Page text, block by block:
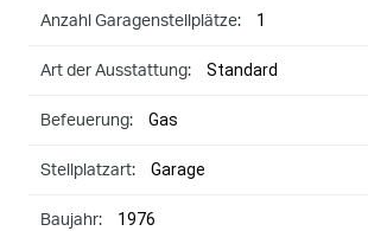
Anzahl Garagenstellplätze: 1
Art der Ausstattung: Standard
Befeuerung: Gas
Stellplatzart: Garage
Baujahr: 1976